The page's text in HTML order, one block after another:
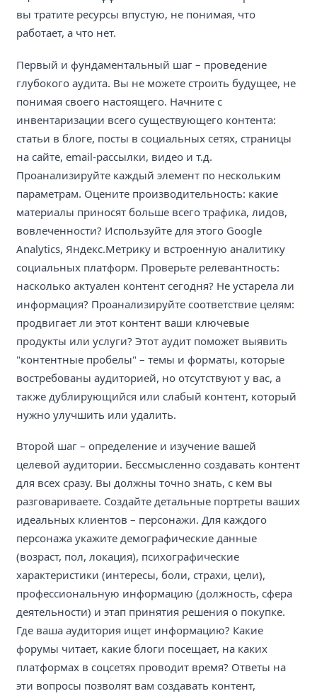
вы тратите ресурсы впустую, не понимая, что
работает, а что нет.
Первый и фундаментальный шаг – проведение
глубокого аудита. Вы не можете строить будущее, не
понимая своего настоящего. Начните с
инвентаризации всего существующего контента:
статьи в блоге, посты в социальных сетях, страницы
на сайте, email-рассылки, видео и т.д.
Проанализируйте каждый элемент по нескольким
параметрам. Оцените производительность: какие
материалы приносят больше всего трафика, лидов,
вовлеченности? Используйте для этого Google
Analytics, Яндекс.Метрику и встроенную аналитику
социальных платформ. Проверьте релевантность:
насколько актуален контент сегодня? Не устарела ли
информация? Проанализируйте соответствие целям:
продвигает ли этот контент ваши ключевые
продукты или услуги? Этот аудит поможет выявить
"контентные пробелы" – темы и форматы, которые
востребованы аудиторией, но отсутствуют у вас, а
также дублирующийся или слабый контент, который
нужно улучшить или удалить.
Второй шаг – определение и изучение вашей
целевой аудитории. Бессмысленно создавать контент
для всех сразу. Вы должны точно знать, с кем вы
разговариваете. Создайте детальные портреты ваших
идеальных клиентов – персонажи. Для каждого
персонажа укажите демографические данные
(возраст, пол, локация), психографические
характеристики (интересы, боли, страхи, цели),
профессиональную информацию (должность, сфера
деятельности) и этап принятия решения о покупке.
Где ваша аудитория ищет информацию? Какие
форумы читает, какие блоги посещает, на каких
платформах в соцсетях проводит время? Ответы на
эти вопросы позволят вам создавать контент,